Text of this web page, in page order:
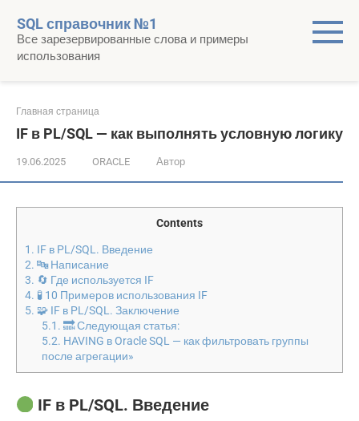
контенту
SQL справочник №1
Все зарезервированные слова и примеры
использования
Главная страница
IF в PL/SQL — как выполнять условную логику
19.06.2025 ORACLE Автор
Contents
1. IF в PL/SQL. Введение
2. 🔤 Написание
3. 🔄 Где используется IF
4. 🧪 10 Примеров использования IF
5. 🧩 IF в PL/SQL. Заключение
5.1. 🔜 Следующая статья:
5.2. HAVING в Oracle SQL — как фильтровать группы
после агрегации»
IF в PL/SQL. Введение